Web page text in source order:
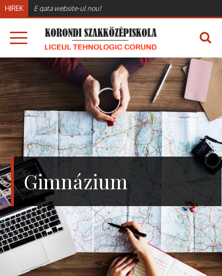
Skip
to
content
HIREK E gata website-ul nou!
LICEUL TEHNOLOGIC CORUND
LICEUL TEHNOLOGIC CORUND
Gimnázium